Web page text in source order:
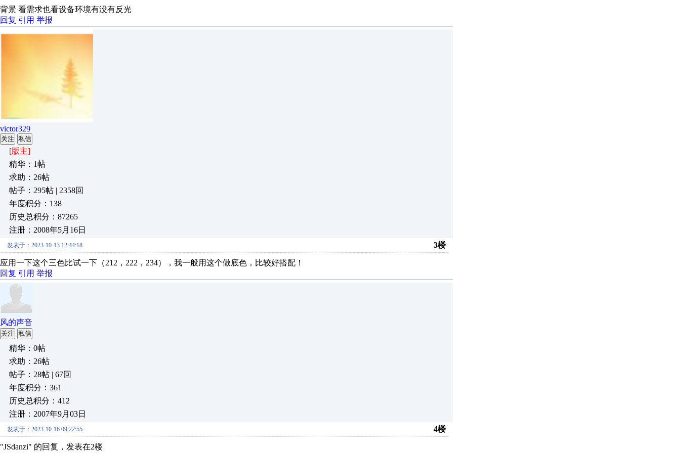
背景 看需求也看设备环境有没有反光
回复 引用 举报
victor329
关注 私信
[版主]
精华：1帖
求助：26帖
帖子：295帖 | 2358回
年度积分：138
历史总积分：87265
注册：2008年5月16日
发表于：2023-10-13 12:44:18 3楼
应用一下这个三色比试一下（212，222，234），我一般用这个做底色，比较好搭配！
回复 引用 举报
风的声音
关注 私信
精华：0帖
求助：26帖
帖子：28帖 | 67回
年度积分：361
历史总积分：412
注册：2007年9月03日
发表于：2023-10-16 09:22:55 4楼
"JSdanzi" 的回复，发表在2楼